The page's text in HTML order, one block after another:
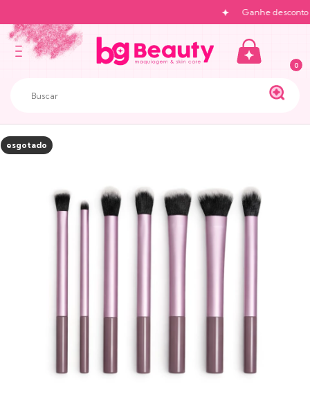
Ganhe desconto
0
esgotado